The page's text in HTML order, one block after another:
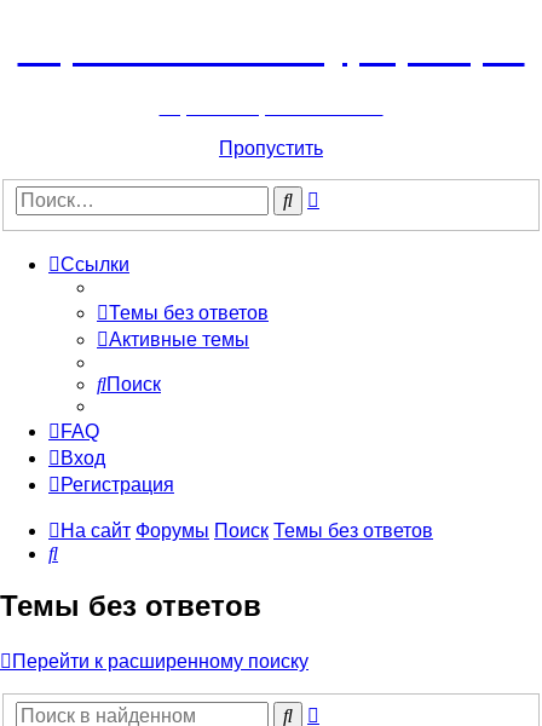
Пропустить
Поиск
Ссылки
Темы без ответов
Активные темы
Поиск
FAQ
Вход
Регистрация
На сайт Форумы Поиск Темы без ответов
Поиск
Темы без ответов
Перейти к расширенному поиску
Поиск